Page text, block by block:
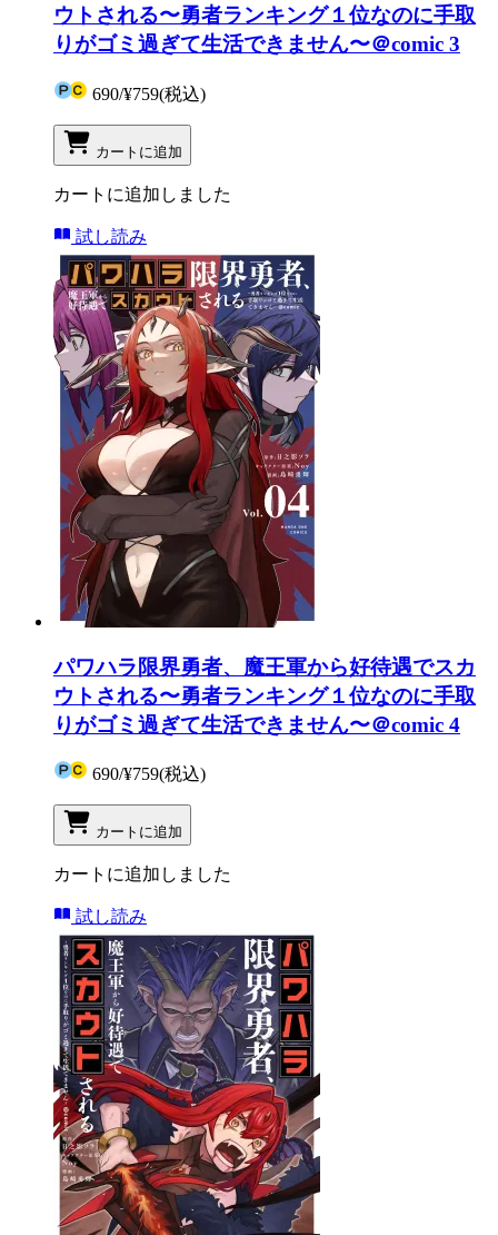
ウトされる〜勇者ランキング１位なのに手取
りがゴミ過ぎて生活できません〜＠comic 3
690/¥759(税込)
カートに追加
カートに追加しました
試し読み
パワハラ限界勇者、魔王軍から好待遇でスカ
ウトされる〜勇者ランキング１位なのに手取
りがゴミ過ぎて生活できません〜＠comic 4
690/¥759(税込)
カートに追加
カートに追加しました
試し読み